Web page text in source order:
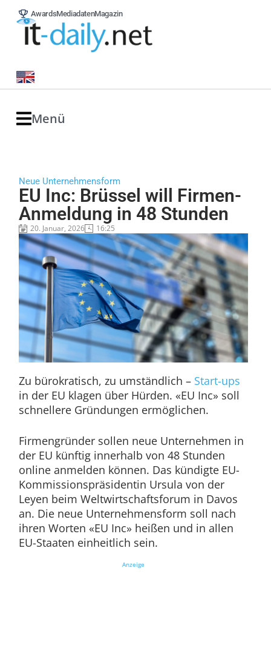
AwardsMediadatenMagazin
Menü
Neue Unternehmensform
EU Inc: Brüssel will Firmen-
Anmeldung in 48 Stunden
20. Januar, 2026 16:25
Zu bürokratisch, zu umständlich – Start-ups
in der EU klagen über Hürden. «EU Inc» soll
schnellere Gründungen ermöglichen.
Firmengründer sollen neue Unternehmen in
der EU künftig innerhalb von 48 Stunden
online anmelden können. Das kündigte EU-
Kommissionspräsidentin Ursula von der
Leyen beim Weltwirtschaftsforum in Davos
an. Die neue Unternehmensform soll nach
ihren Worten «EU Inc» heißen und in allen
EU-Staaten einheitlich sein.
Anzeige